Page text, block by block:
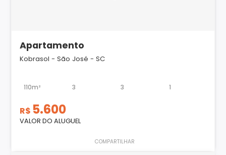
Apartamento
Kobrasol - São José - SC
110m² 3 3 1
R$ 5.600
VALOR DO ALUGUEL
COMPARTILHAR